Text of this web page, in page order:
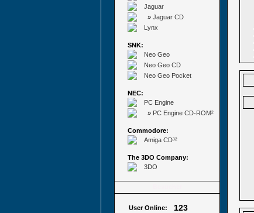
Jaguar
» Jaguar CD
Lynx
SNK:
Neo Geo
Neo Geo CD
Neo Geo Pocket
NEC:
PC Engine
» PC Engine CD-ROM²
Commodore:
Amiga CD³²
The 3DO Company:
3DO
User Online: 123